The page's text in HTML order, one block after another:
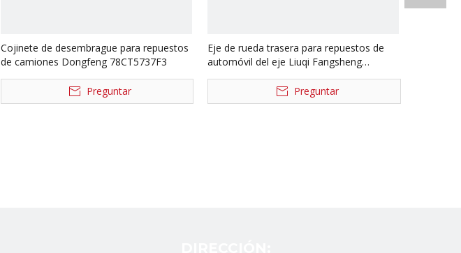
Cojinete de desembrague para repuestos
de camiones Dongfeng 78CT5737F3
Preguntar
Eje de rueda trasera para repuestos de
automóvil del eje Liuqi Fangsheng
JY3104R043-111-LQ
Preguntar